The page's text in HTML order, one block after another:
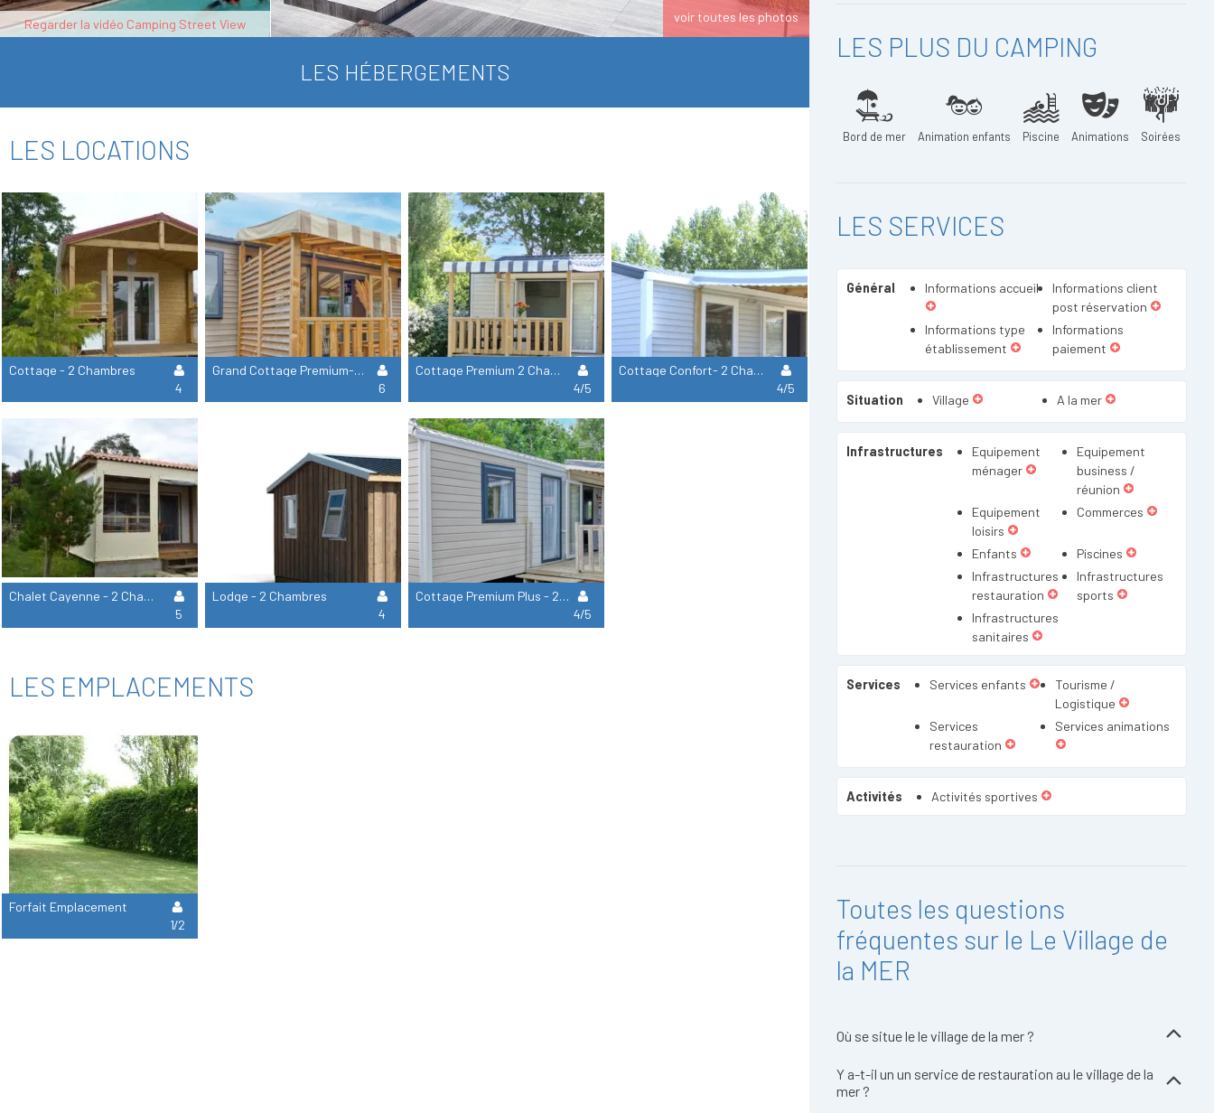
Regarder la vidéo Camping Street View voir toutes les photos
LES HÉBERGEMENTS
LES LOCATIONS
Cottage - 2 Chambres
4
Grand Cottage Premium- 3 Chambres
6
Cottage Premium 2 Chambres
4/5
Cottage Confort- 2 Chambres
4/5
Chalet Cayenne - 2 Chambres
5
Lodge - 2 Chambres
4
Cottage Premium Plus - 2 Chambres
4/5
LES EMPLACEMENTS
Forfait Emplacement
1/2
LES PLUS DU CAMPING
Bord de mer Animation enfants Piscine Animations Soirées
LES SERVICES
Général Informations accueil
Informations client
post réservation
Informations type
établissement
Informations
paiement
Situation Village A la mer
Infrastructures
Equipement
ménager
Equipement
business /
réunion
Equipement
loisirs
Commerces
Enfants
Piscines
Infrastructures
restauration
Infrastructures
sports
Infrastructures
sanitaires
Services Services enfants
Tourisme /
Logistique
Services
restauration
Services animations
Activités Activités sportives
Toutes les questions
fréquentes sur le Le Village de
la MER
Où se situe le le village de la mer ?
Y a-t-il un un service de restauration au le village de la
mer ?